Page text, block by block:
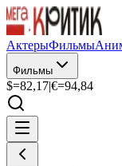
АктерыФильмы
Фильмы
$=82,17|€=94,84